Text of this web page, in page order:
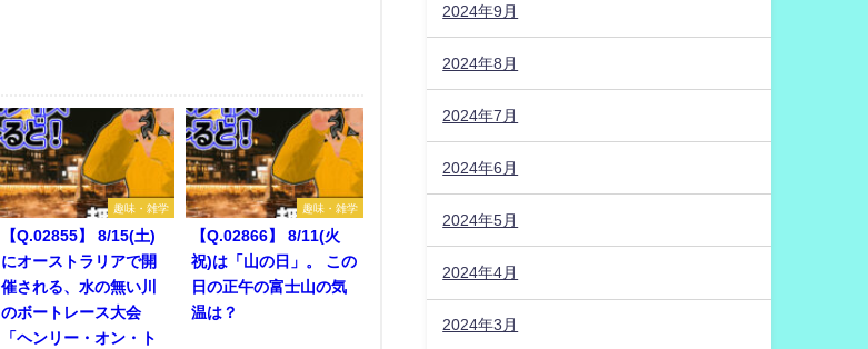
趣味・雑学
【Q.02855】 8/15(土)
にオーストラリアで開
催される、水の無い川
のボートレース大会
「ヘンリー・オン・ト
趣味・雑学
【Q.02866】 8/11(火
祝)は「山の日」。 この
日の正午の富士山の気
温は？
2024年9月
2024年8月
2024年7月
2024年6月
2024年5月
2024年4月
2024年3月